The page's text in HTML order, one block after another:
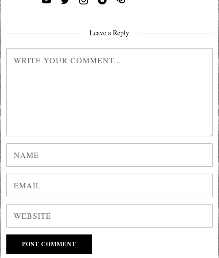
Leave a Reply